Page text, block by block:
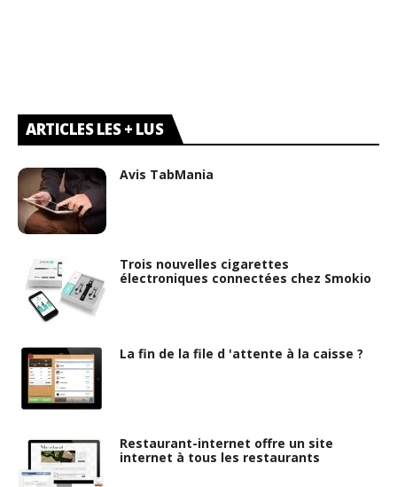
ARTICLES LES + LUS
Avis TabMania
Trois nouvelles cigarettes
électroniques connectées chez Smokio
La fin de la file d 'attente à la caisse ?
Restaurant-internet offre un site
internet à tous les restaurants